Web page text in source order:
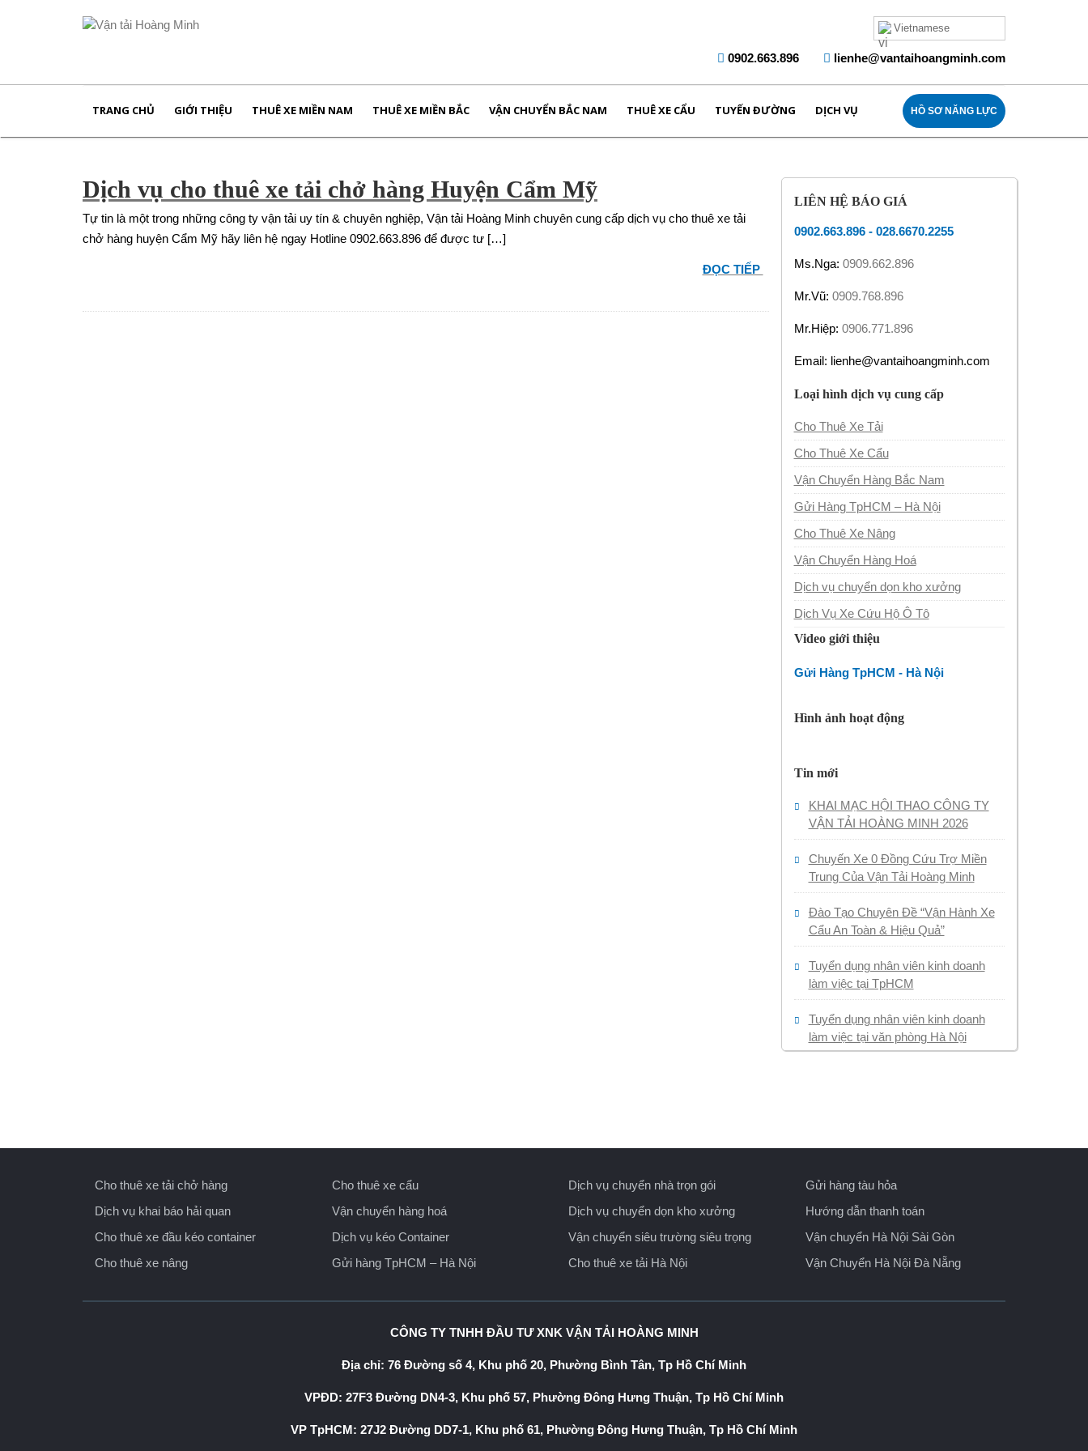
Vietnamese
0902.663.896 lienhe@vantaihoangminh.com
TRANG CHỦ GIỚI THIỆU THUÊ XE MIỀN NAM THUÊ XE MIỀN BẮC VẬN CHUYỂN BẮC NAM THUÊ XE CẨU TUYẾN ĐƯỜNG DỊCH VỤ HỒ SƠ NĂNG LỰC
Dịch vụ cho thuê xe tải chở hàng Huyện Cẩm Mỹ
Tự tin là một trong những công ty vận tải uy tín & chuyên nghiệp, Vận tải Hoàng Minh chuyên cung cấp dịch vụ cho thuê xe tải
chở hàng huyện Cẩm Mỹ hãy liên hệ ngay Hotline 0902.663.896 để được tư […]
ĐỌC TIẾP
LIÊN HỆ BÁO GIÁ
0902.663.896- 028.6670.2255
Ms.Nga: 0909.662.896
Mr.Vũ: 0909.768.896
Mr.Hiệp: 0906.771.896
Email: lienhe@vantaihoangminh.com
Loại hình dịch vụ cung cấp
Cho Thuê Xe Tải
Cho Thuê Xe Cẩu
Vận Chuyển Hàng Bắc Nam
Gửi Hàng TpHCM – Hà Nội
Cho Thuê Xe Nâng
Vận Chuyển Hàng Hoá
Dịch vụ chuyển dọn kho xưởng
Dịch Vụ Xe Cứu Hộ Ô Tô
Video giới thiệu
Gửi Hàng TpHCM - Hà Nội
Hình ảnh hoạt động
Tin mới
KHAI MẠC HỘI THAO CÔNG TY
VẬN TẢI HOÀNG MINH 2026
Chuyến Xe 0 Đồng Cứu Trợ Miền
Trung Của Vận Tải Hoàng Minh
Đào Tạo Chuyên Đề “Vận Hành Xe
Cẩu An Toàn & Hiệu Quả”
Tuyển dụng nhân viên kinh doanh
làm việc tại TpHCM
Tuyển dụng nhân viên kinh doanh
làm việc tại văn phòng Hà Nội
Cho thuê xe tải chở hàng
Dịch vụ khai báo hải quan
Cho thuê xe đầu kéo container
Cho thuê xe nâng
Cho thuê xe cẩu
Vận chuyển hàng hoá
Dịch vụ kéo Container
Gửi hàng TpHCM – Hà Nội
Dịch vụ chuyển nhà trọn gói
Dịch vụ chuyển dọn kho xưởng
Vận chuyển siêu trường siêu trọng
Cho thuê xe tải Hà Nội
Gửi hàng tàu hỏa
Hướng dẫn thanh toán
Vận chuyển Hà Nội Sài Gòn
Vận Chuyển Hà Nội Đà Nẵng
CÔNG TY TNHH ĐẦU TƯ XNK VẬN TẢI HOÀNG MINH
Địa chỉ: 76 Đường số 4, Khu phố 20, Phường Bình Tân, Tp Hồ Chí Minh
VPĐD: 27F3 Đường DN4-3, Khu phố 57, Phường Đông Hưng Thuận, Tp Hồ Chí Minh
VP TpHCM: 27J2 Đường DD7-1, Khu phố 61, Phường Đông Hưng Thuận, Tp Hồ Chí Minh